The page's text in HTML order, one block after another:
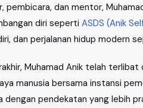
pembicara, dan mentor,
diri seperti ASDS (Anik
dan perjalanan hidup modern
Muhamad Anik telah
manusia bersama instansi
dengan pendekatan yang lebih